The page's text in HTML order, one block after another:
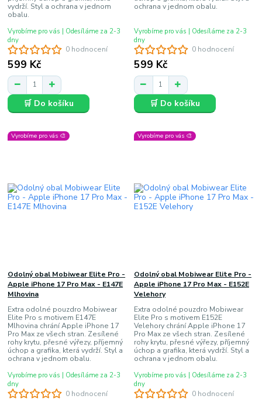
0 hodnocení
vydrží. Styl a ochrana v jednom
obalu.
599 Kč
Vyrobíme pro vás | Odesíláme za 2-3
dny
🛒 Do košíku
0 hodnocení
ochrana v jednom obalu.
599 Kč
Vyrobíme pro vás | Odesíláme za 2-3
dny
🛒 Do košíku
Vyrobíme pro vás 🎨
0 hodnocení
Odolný obal Mobiwear Elite Pro -
Apple iPhone 17 Pro Max - E147E
Mlhovina
Extra odolné pouzdro Mobiwear
Elite Pro s motivem E147E
Mlhovina chrání Apple iPhone 17
Pro Max ze všech stran. Zesílené
rohy krytu, přesné výřezy, příjemný
úchop a grafika, která vydrží. Styl a
ochrana v jednom obalu.
Vyrobíme pro vás | Odesíláme za 2-3
dny
Vyrobíme pro vás 🎨
0 hodnocení
Odolný obal Mobiwear Elite Pro -
Apple iPhone 17 Pro Max - E152E
Velehory
Extra odolné pouzdro Mobiwear
Elite Pro s motivem E152E
Velehory chrání Apple iPhone 17
Pro Max ze všech stran. Zesílené
rohy krytu, přesné výřezy, příjemný
úchop a grafika, která vydrží. Styl a
ochrana v jednom obalu.
Vyrobíme pro vás | Odesíláme za 2-3
dny